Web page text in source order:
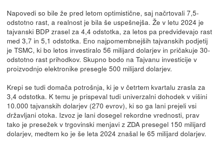
Napovedi so bile že pred letom optimistične, saj načrtovali 7,5-
odstotno rast, a realnost je bila še uspešnejša. Že v letu 2024 je
tajvanski BDP zrasel za 4,4 odstotka, za letos pa predvidevajo rast
med 3,7 in 5,1 odstotka. Eno najpomembnejših tajvanskih podjetij
je TSMC, ki bo letos investiralo 56 milijard dolarjev in pričakuje 30-
odstotno rast prihodkov. Skupno bodo na Tajvanu investicije v
proizvodnjo elektronike presegle 500 milijard dolarjev.
Krepi se tudi domača potrošnja, ki je v četrtem kvartalu zrasla za
3,4 odstotka. K temu je prispeval tudi univerzalni dohodek v višini
10.000 tajvanskih dolarjev (270 evrov), ki so ga lani prejeli vsi
državljani otoka. Izvoz je lani dosegel rekordne vrednosti, prav
tako je presežek v trgovinski menjavi z ZDA presegel 150 milijard
dolarjev, medtem ko je še leta 2024 znašal le 65 milijard dolarjev.